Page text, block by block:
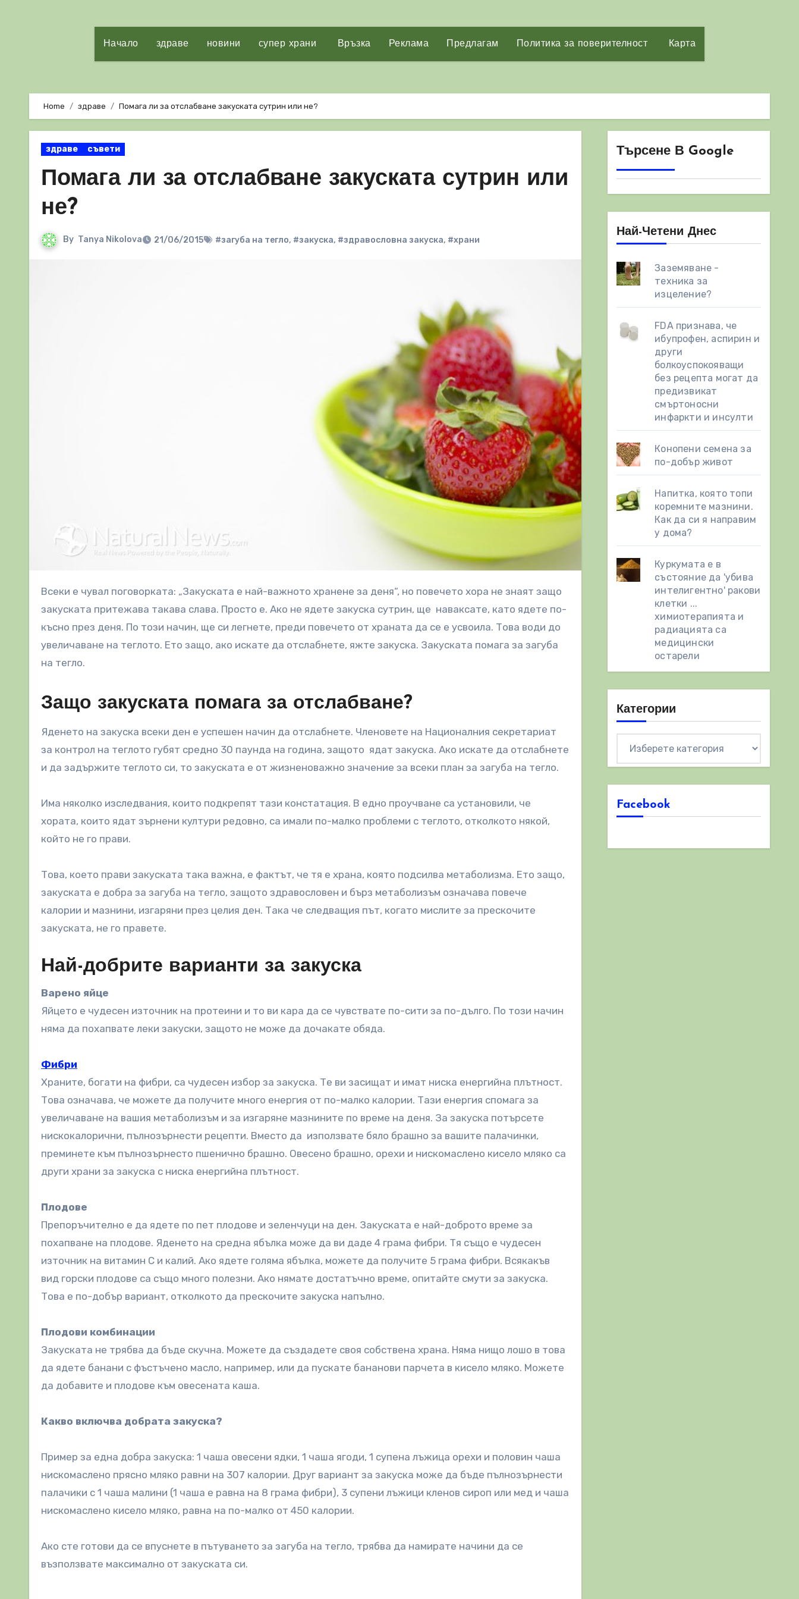
Начало здраве новини супер храни Връзка Реклама Предлагам Политика за поверителност Карта
Home здраве Помага ли за отслабване закуската сутрин или не?
здраве съвети
Помага ли за отслабване закуската сутрин или
не?
By Tanya Nikolova 21/06/2015 #загуба на тегло, #закуска, #здравословна закуска, #храни
Всеки е чувал поговорката: „Закуската е най-важното хранене за деня“, но повечето хора не знаят защо
закуската притежава такава слава. Просто е. Ако не ядете закуска сутрин, ще наваксате, като ядете по-
късно през деня. По този начин, ще си легнете, преди повечето от храната да се е усвоила. Това води до
увеличаване на теглото. Ето защо, ако искате да отслабнете, яжте закуска. Закуската помага за загуба
на тегло.
Защо закуската помага за отслабване?
Яденето на закуска всеки ден е успешен начин да отслабнете. Членовете на Националния секретариат
за контрол на теглото губят средно 30 паунда на година, защото ядат закуска. Ако искате да отслабнете
и да задържите теглото си, то закуската е от жизненоважно значение за всеки план за загуба на тегло.
Има няколко изследвания, които подкрепят тази констатация. В едно проучване са установили, че
хората, които ядат зърнени култури редовно, са имали по-малко проблеми с теглото, отколкото някой,
който не го прави.
Това, което прави закуската така важна, е фактът, че тя е храна, която подсилва метаболизма. Ето защо,
закуската е добра за загуба на тегло, защото здравословен и бърз метаболизъм означава повече
калории и мазнини, изгаряни през целия ден. Така че следващия път, когато мислите за прескочите
закуската, не го правете.
Най-добрите варианти за закуска
Варено яйце
Яйцето е чудесен източник на протеини и то ви кара да се чувствате по-сити за по-дълго. По този начин
няма да похапвате леки закуски, защото не може да дочакате обяда.
Фибри
Храните, богати на фибри, са чудесен избор за закуска. Те ви засищат и имат ниска енергийна плътност.
Това означава, че можете да получите много енергия от по-малко калории. Тази енергия спомага за
увеличаване на вашия метаболизъм и за изгаряне мазнините по време на деня. За закуска потърсете
нискокалорични, пълнозърнести рецепти. Вместо да използвате бяло брашно за вашите палачинки,
преминете към пълнозърнесто пшенично брашно. Овесено брашно, орехи и нискомаслено кисело мляко са
други храни за закуска с ниска енергийна плътност.
Плодове
Препоръчително е да ядете по пет плодове и зеленчуци на ден. Закуската е най-доброто време за
похапване на плодове. Яденето на средна ябълка може да ви даде 4 грама фибри. Тя също е чудесен
източник на витамин С и калий. Ако ядете голяма ябълка, можете да получите 5 грама фибри. Всякакъв
вид горски плодове са също много полезни. Ако нямате достатъчно време, опитайте смути за закуска.
Това е по-добър вариант, отколкото да прескочите закуска напълно.
Плодови комбинации
Закуската не трябва да бъде скучна. Можете да създадете своя собствена храна. Няма нищо лошо в това
да ядете банани с фъстъчено масло, например, или да пускате бананови парчета в кисело мляко. Можете
да добавите и плодове към овесената каша.
Какво включва добрата закуска?
Пример за една добра закуска: 1 чаша овесени ядки, 1 чаша ягоди, 1 супена лъжица орехи и половин чаша
нискомаслено прясно мляко равни на 307 калории. Друг вариант за закуска може да бъде пълнозърнести
палачики с 1 чаша малини (1 чаша е равна на 8 грама фибри), 3 супени лъжици кленов сироп или мед и чаша
нискомаслено кисело мляко, равна на по-малко от 450 калории.
Ако сте готови да се впуснете в пътуването за загуба на тегло, трябва да намирате начини да се
възползвате максимално от закуската си.
Търсене В Google
Най-Четени Днес
Заземяване -
техника за
изцеление?
FDA признава, че
ибупрофен, аспирин и
други
болкоуспокояващи
без рецепта могат да
предизвикат
смъртоносни
инфаркти и инсулти
Конопени семена за
по-добър живот
Напитка, която топи
коремните мазнини.
Как да си я направим
у дома?
Куркумата е в
състояние да 'убива
интелигентно' ракови
клетки ...
химиотерапията и
радиацията са
медицински
остарели
Категории
Facebook